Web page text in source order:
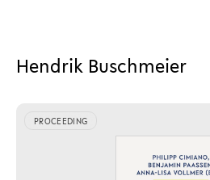
Hendrik Buschmeier
PROCEEDING